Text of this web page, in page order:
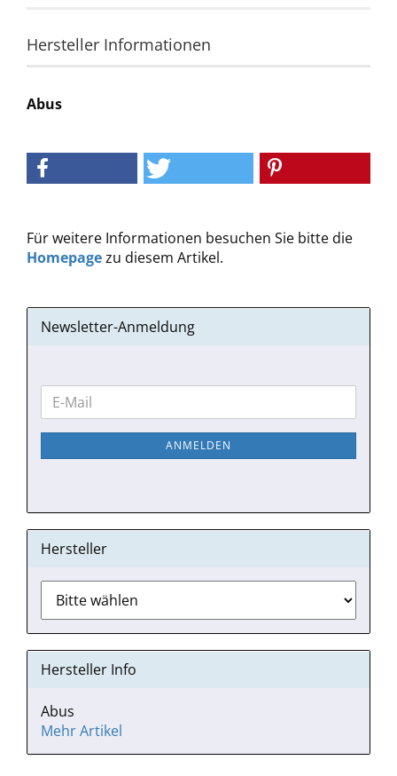
Hersteller Informationen
Abus
Für weitere Informationen besuchen Sie bitte die
Homepagezu diesem Artikel.
Newsletter-Anmeldung
WEITER
ZUR
NEWSLETTER-
E-
Mail
ANMELDEN
Hersteller
Hersteller Info
Abus
Mehr Artikel